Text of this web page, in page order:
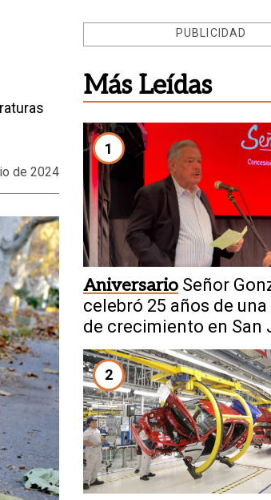
de 2024
PUBLICIDAD
Más Leídas
1
Aniversario Señor
celebró 25 años de
de crecimiento en San
2